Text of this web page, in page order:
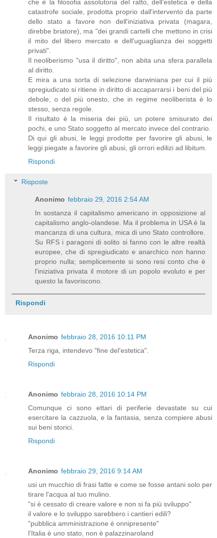
che è la filosofia assolutoria del ratto, dell'estetica e della
catastrofe sociale, prodotta proprio dall'intervento da parte
dello stato a favore non dell'iniziativa privata (magara,
direbbe briatore), ma "dei grandi cartelli che mettono in crisi
il mito del libero mercato e dell'uguaglianza dei soggetti
privati".
Il neoliberismo "usa il diritto", non abita una sfera parallela
al diritto.
E mira a una sorta di selezione darwiniana per cui il più
spregiudicato si ritiene in diritto di accaparrarsi i beni del più
debole, o del più onesto, che in regime neoliberista è lo
stesso, senza regole.
Il risultato è la miseria dei più, un potere smisurato dei
pochi, e uno Stato soggetto al mercato invece del contrario.
Di qui gli abusi, le leggi prodotte per favorire gli abusi, le
leggi piegate a favorire gli abusi, gli orrori edilizi ad libitum.
Rispondi
Risposte
Anonimo febbraio 29, 2016 2:54 AM
In sostanza il capitalismo americano in opposizione al
capitalismo anglo-olandese. Ma il problema in USA è la
mancanza di una cultura, mica di uno Stato controllore.
Su RFS i paragoni di solito si fanno con le altre realtà
europee, che di spregiudicato e anarchico non hanno
proprio nulla; semplicemente si sono resi conto che è
l'iniziativa privata il motore di un popolo evoluto e per
questo la favoriscono.
Rispondi
Anonimo febbraio 28, 2016 10:11 PM
Terza riga, intendevo "fine del'estetica".
Rispondi
Anonimo febbraio 28, 2016 10:14 PM
Comunque ci sono ettari di periferie devastate su cui
esercitare la cazzuola, e la fantasia, senza compiere abusi
sui beni storici.
Rispondi
Anonimo febbraio 29, 2016 9:14 AM
usi un mucchio di frasi fatte e come se fosse antani solo per
tirare l'acqua al tuo mulino.
"si è cessato di creare valore e non si fa più sviluppo"
il valore e lo sviluppo sarebbero i cantieri edili?
"pubblica amministrazione è onnipresente"
l'Italia è uno stato, non è palazzinaroland